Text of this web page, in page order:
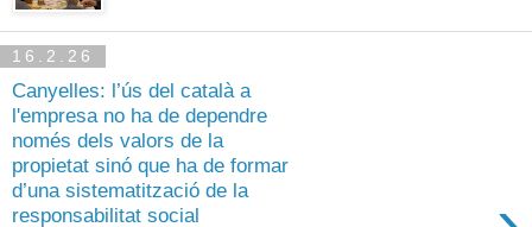
16.2.26
Canyelles: l’ús del català a
l'empresa no ha de dependre
només dels valors de la
propietat sinó que ha de formar
d’una sistematització de la
responsabilitat social